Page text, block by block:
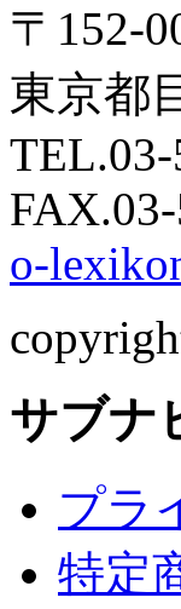
〒152-
東京都
TEL.03-
o-
サブナ
プラ
特定